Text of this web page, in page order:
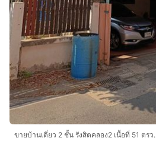
ขายบ้านเดี่ยว 2 ชั้น รังสิตคลอง2 เนื้อที่ 51 ตรว.